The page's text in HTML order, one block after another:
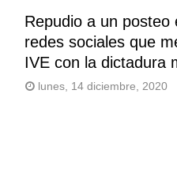
Repudio a un posteo
redes sociales que
IVE con la dictadura
lunes, 14 diciembre, 2020